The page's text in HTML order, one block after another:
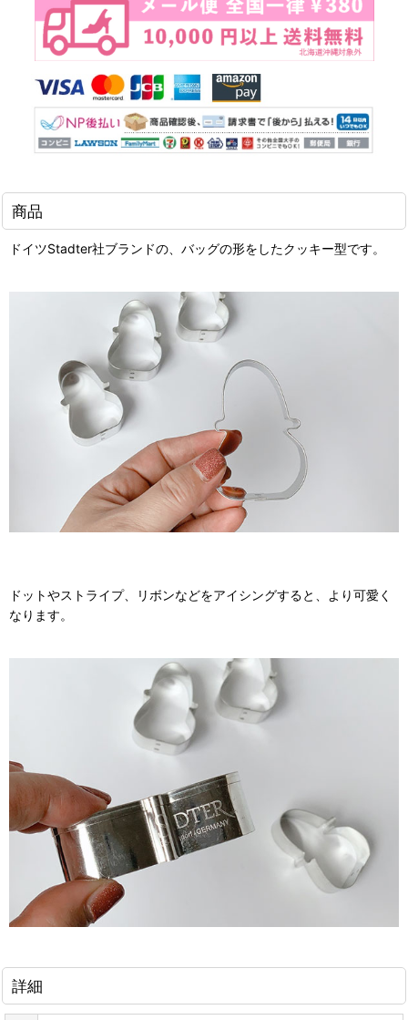
商品
ドイツStadter社ブランドの、バッグの形をしたクッキー型です。
ドットやストライプ、リボンなどをアイシングすると、より可愛く
なります。
詳細